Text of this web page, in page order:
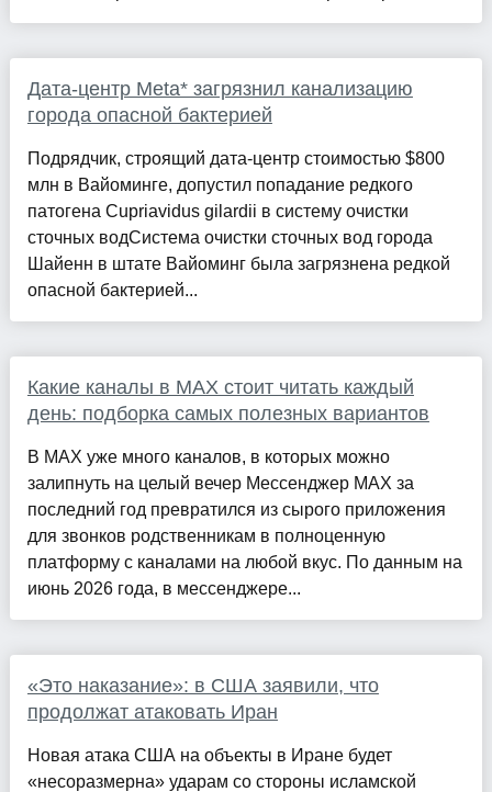
Дата-центр Meta* загрязнил канализацию
города опасной бактерией
Подрядчик, строящий дата-центр стоимостью $800
млн в Вайоминге, допустил попадание редкого
патогена Cupriavidus gilardii в систему очистки
сточных водСистема очистки сточных вод города
Шайенн в штате Вайоминг была загрязнена редкой
опасной бактерией...
Какие каналы в MAX стоит читать каждый
день: подборка самых полезных вариантов
В MAX уже много каналов, в которых можно
залипнуть на целый вечер Мессенджер MAX за
последний год превратился из сырого приложения
для звонков родственникам в полноценную
платформу с каналами на любой вкус. По данным на
июнь 2026 года, в мессенджере...
«Это наказание»: в США заявили, что
продолжат атаковать Иран
Новая атака США на объекты в Иране будет
«несоразмерна» ударам со стороны исламской